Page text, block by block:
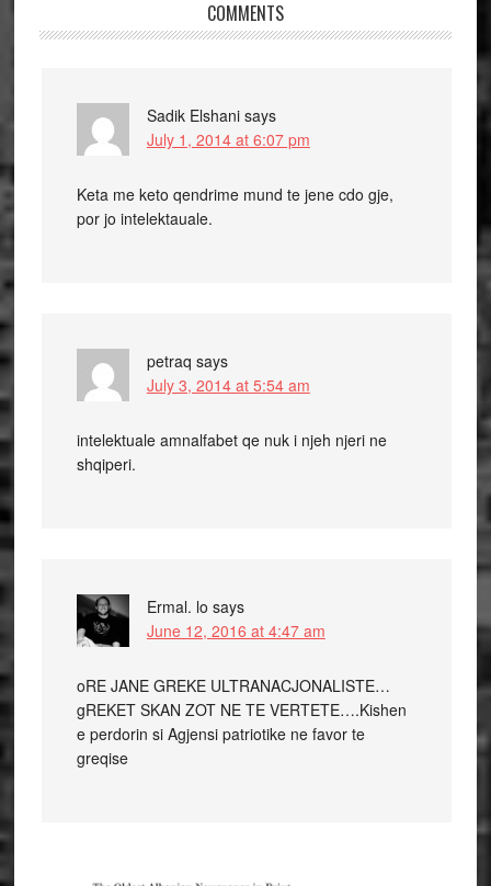
COMMENTS
Sadik Elshani says
July 1, 2014 at 6:07 pm
Keta me keto qendrime mund te jene cdo gje,
por jo intelektauale.
petraq says
July 3, 2014 at 5:54 am
intelektuale amnalfabet qe nuk i njeh njeri ne
shqiperi.
Ermal. lo says
June 12, 2016 at 4:47 am
oRE JANE GREKE ULTRANACJONALISTE…
gREKET SKAN ZOT NE TE VERTETE….Kishen
e perdorin si Agjensi patriotike ne favor te
greqise